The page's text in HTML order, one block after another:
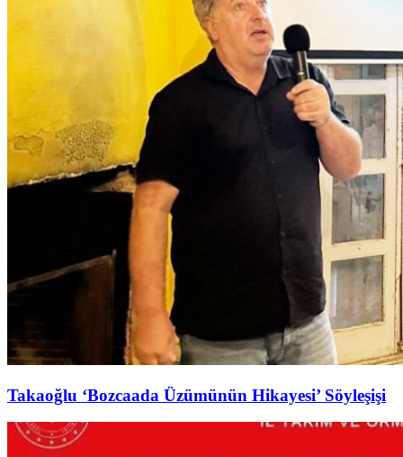
Takaoğlu ‘Bozcaada Üzümünün Hikayesi’ Söyleşişi